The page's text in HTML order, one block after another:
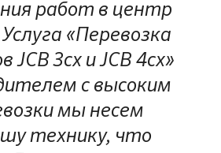
работ в центр
«Перевозка
JCB 3cx и JCB 4cx»
с высоким
мы несем
технику, что